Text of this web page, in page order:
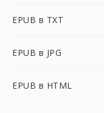
EPUB в TXT
EPUB в JPG
EPUB в HTML